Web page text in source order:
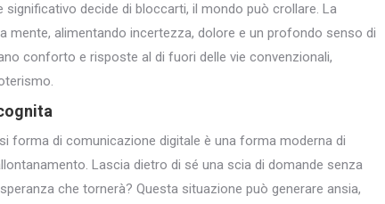
decide di bloccarti, il mondo può crollare. La
mente, alimentando incertezza, dolore e un profondo senso di
conforto e risposte al di fuori delle vie convenzionali,
forma di comunicazione digitale è una forma moderna di
Lascia dietro di sé una scia di domande senza
che tornerà? Questa situazione può generare ansia,